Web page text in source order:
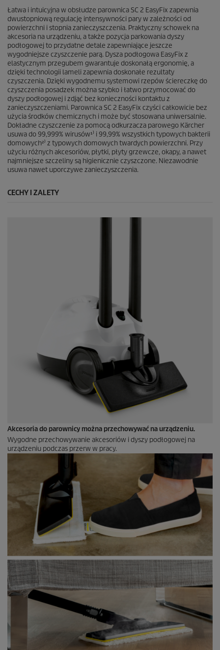
Łatwa i intuicyjna w obsłudze parownica SC 2 EasyFix zapewnia
dwustopniową regulację intensywności pary w zależności od
powierzchni i stopnia zanieczyszczenia. Praktyczny schowek na
akcesoria na urządzeniu, a także pozycja parkowania dyszy
podłogowej to przydatne detale zapewniające jeszcze
wygodniejsze czyszczenie parą. Dysza podłogowa EasyFix z
elastycznym przegubem gwarantuje doskonałą ergonomię, a
dzięki technologii lameli zapewnia doskonałe rezultaty
czyszczenia. Dzięki wygodnemu systemowi rzepów ściereczkę do
czyszczenia posadzek można szybko i łatwo przymocować do
dyszy podłogowej i zdjąć bez konieczności kontaktu z
zanieczyszczeniami. Parownica SC 2 EasyFix czyści całkowicie bez
użycia środków chemicznych i może być stosowana uniwersalnie.
Dokładne czyszczenie za pomocą odkurzacza parowego Kärcher
usuwa do 99,999% wirusów¹⁾ i 99,99% wszystkich typowych bakterii
domowych²⁾ z typowych domowych twardych powierzchni. Przy
użyciu różnych akcesoriów, płytki, płyty grzewcze, okapy, a nawet
najmniejsze szczeliny są higienicznie czyszczone. Niezawodnie
usuwa nawet uporczywe zanieczyszczenia.
CECHY I ZALETY
Akcesoria do parownicy można przechowywać na urządzeniu.
Wygodne przechowywanie akcesoriów i dyszy podłogowej na
urządzeniu podczas przerw w pracy.